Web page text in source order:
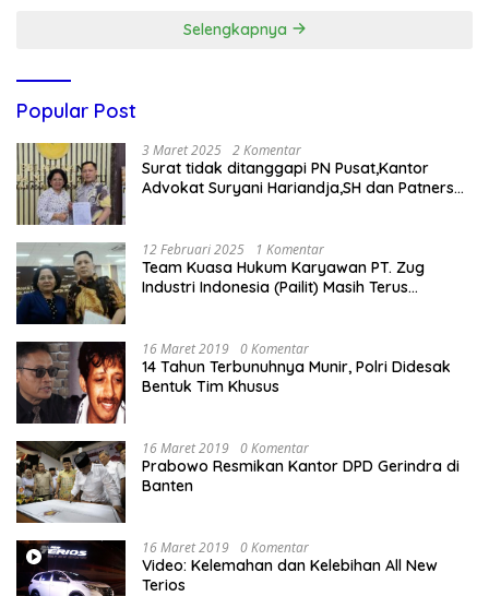
Selengkapnya
Popular Post
3 Maret 2025 2 Komentar
Surat tidak ditanggapi PN Pusat,Kantor
Advokat Suryani Hariandja,SH dan Patners
12 Februari 2025 1 Komentar
Team Kuasa Hukum Karyawan PT. Zug
Industri Indonesia (Pailit) Masih Terus
16 Maret 2019 0 Komentar
14 Tahun Terbunuhnya Munir, Polri Didesak
Bentuk Tim Khusus
16 Maret 2019 0 Komentar
Prabowo Resmikan Kantor DPD Gerindra di
Banten
16 Maret 2019 0 Komentar
Video: Kelemahan dan Kelebihan All New
Terios